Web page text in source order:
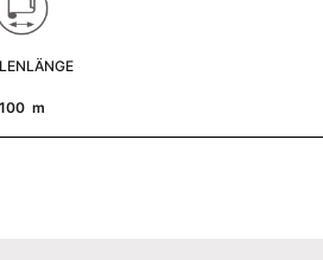
100 m